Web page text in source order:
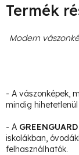
Termék
Modern
- A vászonképek,
mindig hihetetlenül
- A GREENGUARD
iskolákban,
felhasználhatók.